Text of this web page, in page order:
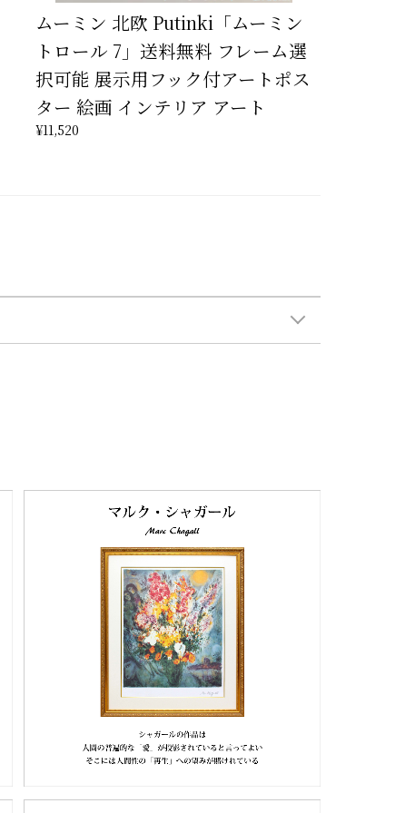
ムーミン 北欧 Putinki「ムーミン
トロール 7」送料無料 フレーム選
択可能 展示用フック付アートポス
ター 絵画 インテリア アート
¥11,520